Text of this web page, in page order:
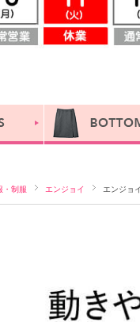
・制服 エンジョイ エンジョ